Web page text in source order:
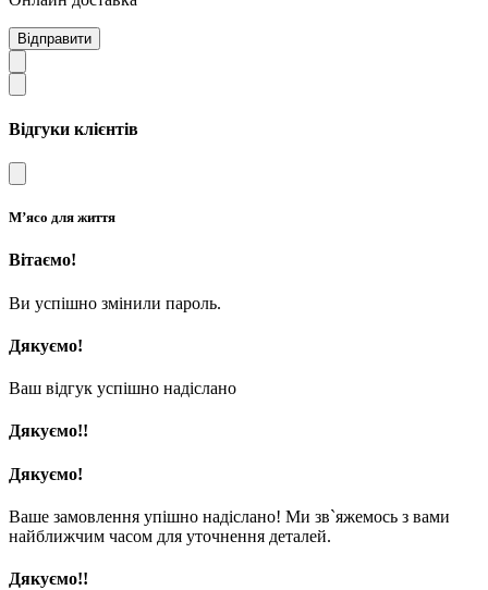
Відправити
Відгуки клієнтів
М’ясо для життя
Вітаємо!
Ви успішно змінили пароль.
Дякуємо!
Ваш відгук успішно надіслано
Дякуємо!!
Дякуємо!
Ваше замовлення упішно надіслано! Ми зв`яжемось з вами
найближчим часом для уточнення деталей.
Дякуємо!!